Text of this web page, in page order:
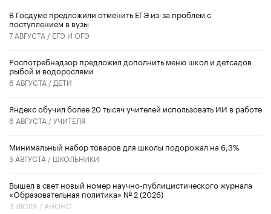
В Госдуме предложили отменить ЕГЭ из-за проблем с
поступлением в вузы
7 АВГУСТА / ЕГЭ И ОГЭ
Роспотребнадзор предложил дополнить меню школ и детсадов
рыбой и водорослями
6 АВГУСТА / ДЕТИ
​Яндекс обучил более 20 тысяч учителей использовать ИИ в работе
6 АВГУСТА /УЧИТЕЛЯ
Минимальный набор товаров для школы подорожал на 6,3%
5 АВГУСТА / ШКОЛЬНИКИ
Вышел в свет новый номер научно-публицистического журнала
«Образовательная политика» № 2 (2026)
3 ИЮЛЯ / АНОНС